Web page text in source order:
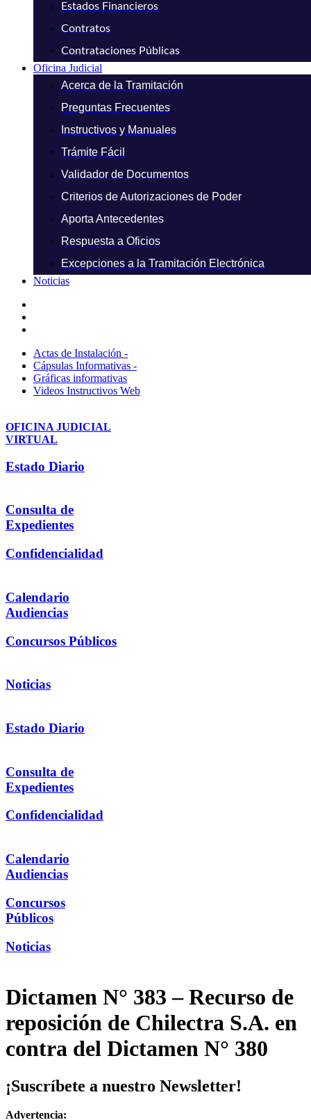
Estados Financieros
Contratos
Contrataciones Públicas
Oficina Judicial
Acerca de la Tramitación
Preguntas Frecuentes
Instructivos y Manuales
Trámite Fácil
Validador de Documentos
Criterios de Autorizaciones de Poder
Aporta Antecedentes
Respuesta a Oficios
Excepciones a la Tramitación Electrónica
Noticias
Actas de Instalación -
Cápsulas Informativas -
Gráficas informativas
Videos Instructivos Web
OFICINA JUDICIAL
VIRTUAL
Estado Diario
Consulta de
Expedientes
Confidencialidad
Calendario
Audiencias
Concursos Públicos
Noticias
Estado Diario
Consulta de
Expedientes
Confidencialidad
Calendario
Audiencias
Concursos
Públicos
Noticias
Dictamen N° 383 – Recurso de
reposición de Chilectra S.A. en
contra del Dictamen N° 380
¡Suscríbete a nuestro Newsletter!
Advertencia: